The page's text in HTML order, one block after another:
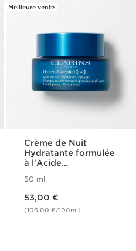
Meilleure vente
Crème de Nuit
Hydratante formulée
à l'Acide
Hydra-Essentiel
50 ml
53,00 €
(106,00 €/100ml)